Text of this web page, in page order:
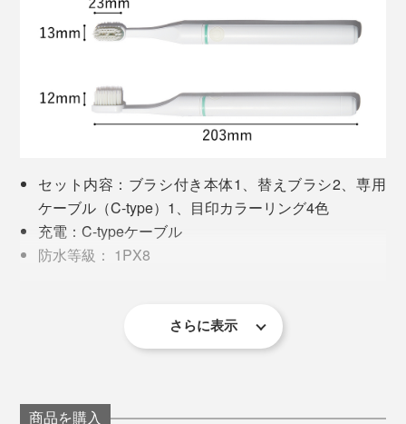
普通の歯ブラシの場合、１ヶ月もすると毛先が開いてき
ますが、『PLAQLES』のブラシは倍以上長持ち。メー
持ちしすぎて、じゃんじゃん売れないのが玉にキズです
（笑）」
価格は少々お高めですが、人生100年時代、最後まで自
セット内容：ブラシ付き本体1、替えブラシ2、専用
ケーブル（C-type）1、目印カラーリング4色
充電：C-typeケーブル
防水等級： 1PX8
※3時間でフル充電、充電後２週間使用可能
※2、3ヶ月を目安に、ブラシヘッドを交換してください。
さらに表示
商品を購入